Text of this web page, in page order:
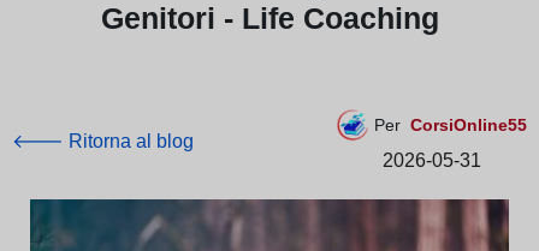
Genitori - Life Coaching
🡐 Ritorna al blog
Per CorsiOnline55
2026-05-31